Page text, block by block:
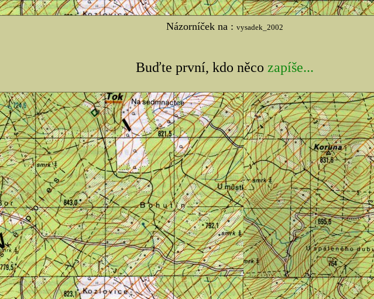
Názorníček na :vysadek_2002
Buďte první, kdo něco zapíše...